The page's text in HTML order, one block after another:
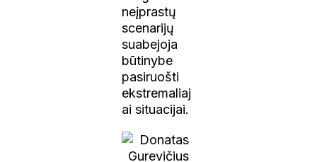
neįprastų
scenarijų
suabejoja
būtinybe
pasiruošti
ekstremaliaj
ai situacijai.